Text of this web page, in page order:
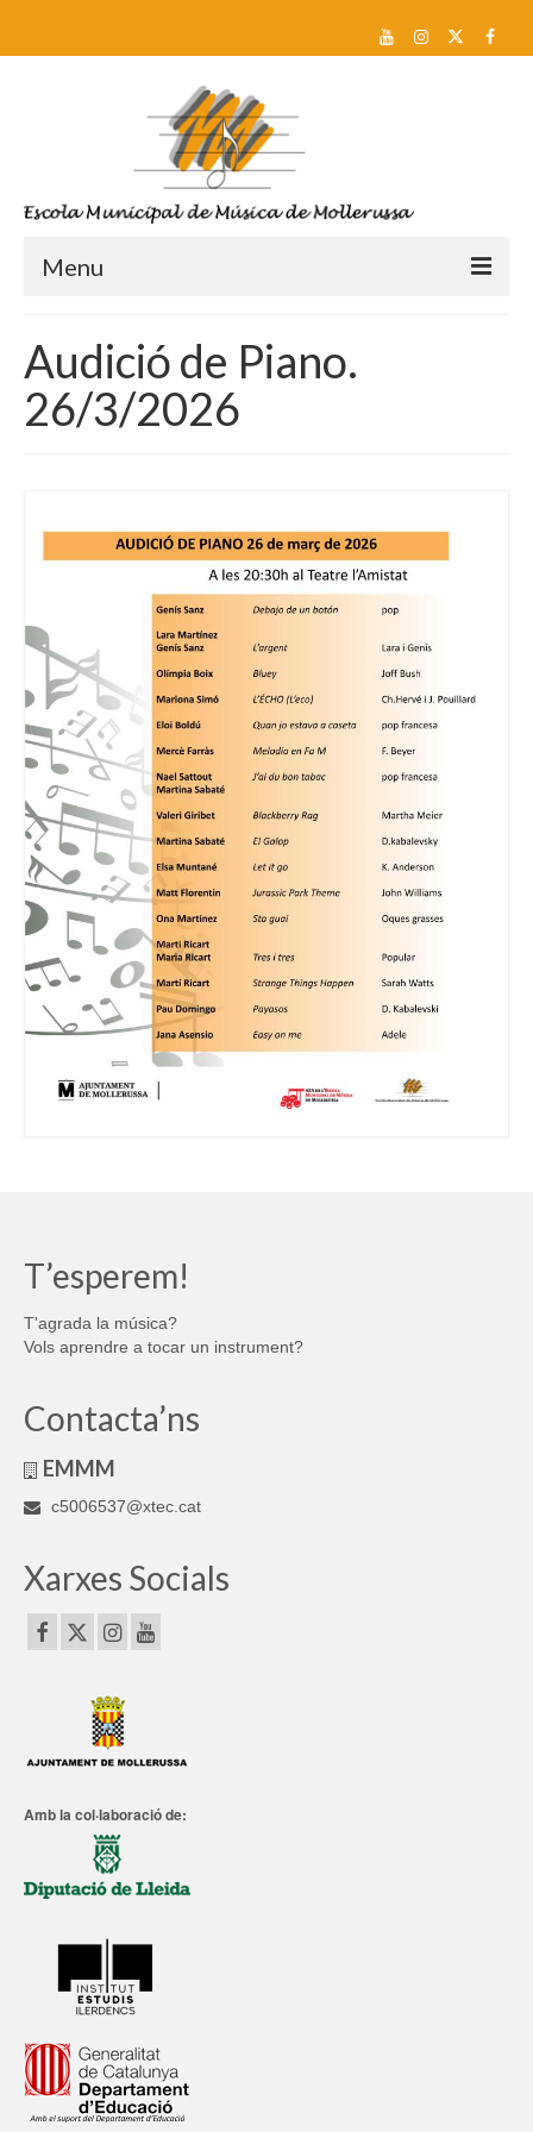
Menu
Escola
Sobre nosaltres
Pla d’estudis
Consell Escolar
Documentació
AFA
Lloguer d’instruments
Taxes
Activitats
Horaris
Horaris curs 2026/2027
Contacta
Audició de Piano.
26/3/2026
T’esperem!
T'agrada la música?
Vols aprendre a tocar un instrument?
Contacta’ns
EMMM
c5006537@xtec.cat
Xarxes Socials
Amb la col·laboració de: